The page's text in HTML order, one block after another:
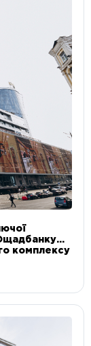
комплексу